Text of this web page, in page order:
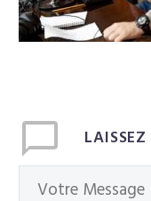
Français
LAISSEZ